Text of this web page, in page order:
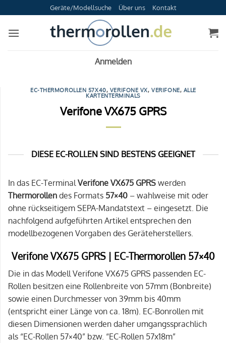
Inhalt
springen
Geräte/Modellsuche Über uns Kontakt
Anmelden
EC-THERMOROLLEN 57X40, VERIFONE VX,VERIFONE, ALLE
KARTENTERMINALS
Verifone VX675 GPRS
DIESE EC-ROLLEN SIND BESTENS GEEIGNET
In das EC-TerminalVerifone VX675 GPRS werden
Thermorollen des Formats 57×40 – wahlweise mit oder
ohne rückseitigem SEPA-Mandatstext – eingesetzt. Die
nachfolgend aufgeführten Artikel entsprechen den
modellbezogenen Vorgaben des Geräteherstellers.
Verifone VX675 GPRS | EC-Thermorollen 57×40
Die in das Modell Verifone VX675 GPRS passenden EC-
Rollen besitzen eine Rollenbreite von 57mm (Bonbreite)
sowie einen Durchmesser von 39mm bis 40mm
(entspricht einer Länge von ca. 18m). EC-Bonrollen mit
diesen Dimensionen werden daher umgangssprachlich
als “EC-Rollen 57×40” bzw. “EC-Rollen 57x18m”